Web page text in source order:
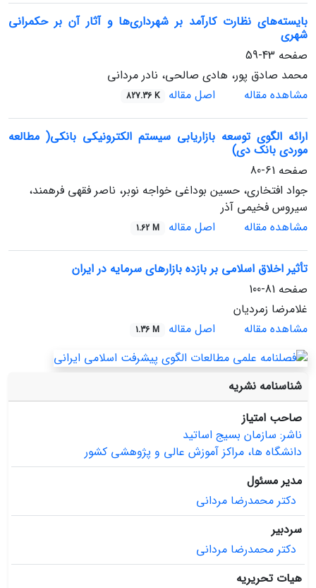
بایسته‌های نظارت کارآمد بر شهرداری‌ها و آثار آن بر حکمرانی
شهری
صفحه 43-59
محمد صادق پور، هادی صالحی، نادر مردانی
مشاهده مقاله
اصل مقاله 827.36 K
ارائه الگوی توسعه بازاریابی سیستم الکترونیکی بانکی( مطالعه
موردی بانک دی)
صفحه 61-80
جواد افتخاری، حسین بوداغی خواجه نوبر، ناصر فقهی فرهمند،
سیروس فخیمی آذر
مشاهده مقاله
اصل مقاله 1.62 M
تأثیر اخلاق اسلامی بر بازده بازارهای سرمایه در ایران
صفحه 81-100
غلامرضا زمردیان
مشاهده مقاله
اصل مقاله 1.36 M
شناسنامه نشریه
صاحب امتیاز
ناشر: سازمان بسیج اساتید
دانشگاه ها، مراکز آموزش عالی و پژوهشی کشور
مدیر مسئول
دکتر محمدرضا مردانی
سردبیر
دکتر محمدرضا مردانی
هیات تحریریه